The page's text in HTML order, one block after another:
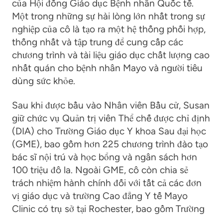
của Hội đồng Giáo dục Bệnh nhân Quốc tế.
Một trong những sự hài lòng lớn nhất trong sự
nghiệp của cô là tạo ra một hệ thống phối hợp,
thống nhất và tập trung để cung cấp các
chương trình và tài liệu giáo dục chất lượng cao
nhất quán cho bệnh nhân Mayo và người tiêu
dùng sức khỏe.
Sau khi được bầu vào Nhân viên Bầu cử, Susan
giữ chức vụ Quản trị viên Thể chế được chỉ định
(DIA) cho Trường Giáo dục Y khoa Sau đại học
(GME), bao gồm hơn 225 chương trình đào tạo
bác sĩ nội trú và học bổng và ngân sách hơn
100 triệu đô la. Ngoài GME, cô còn chia sẻ
trách nhiệm hành chính đối với tất cả các đơn
vị giáo dục và trường Cao đẳng Y tế Mayo
Clinic có trụ sở tại Rochester, bao gồm Trường